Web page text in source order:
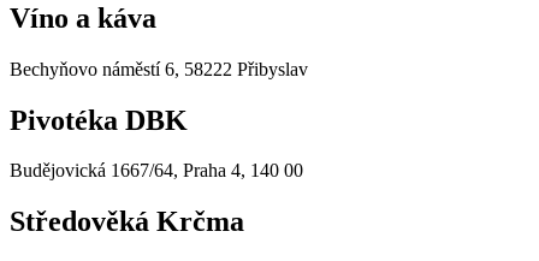
Víno a káva
Bechyňovo náměstí 6, 58222 Přibyslav
Pivotéka DBK
Budějovická 1667/64, Praha 4, 140 00
Středověká Krčma